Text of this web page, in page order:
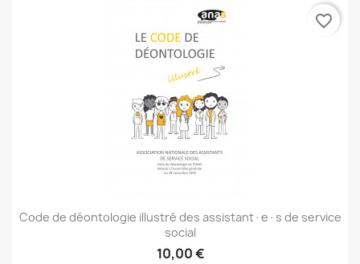
Code de déontologie illustré des assistant·e·s de service
social
10,00 €
favorite_border